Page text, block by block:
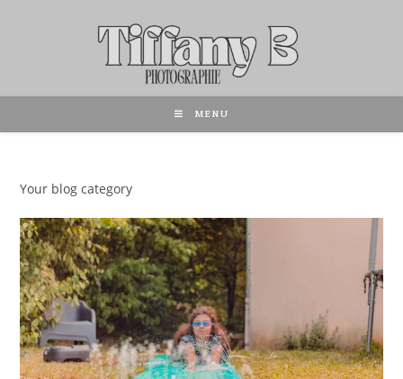
MENU
Your blog category